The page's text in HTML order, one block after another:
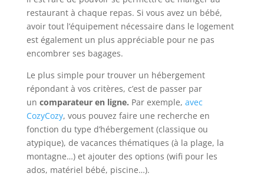
restaurant à chaque repas. Si vous avez un bébé,
avoir tout l’équipement nécessaire dans le logement
est également un plus appréciable pour ne pas
encombrer ses bagages.
Le plus simple pour trouver un hébergement
répondant à vos critères, c’est de passer par
un comparateur en ligne. Par exemple, avec
CozyCozy, vous pouvez faire une recherche en
fonction du type d’hébergement (classique ou
atypique), de vacances thématiques (à la plage, la
montagne…) et ajouter des options (wifi pour les
ados, matériel bébé, piscine…).